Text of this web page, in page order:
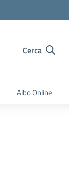
Cerca
Albo Online